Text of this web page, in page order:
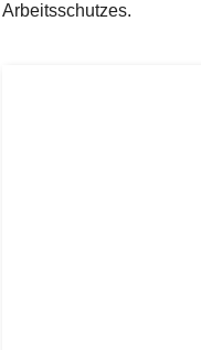
Arbeitsschutzes.